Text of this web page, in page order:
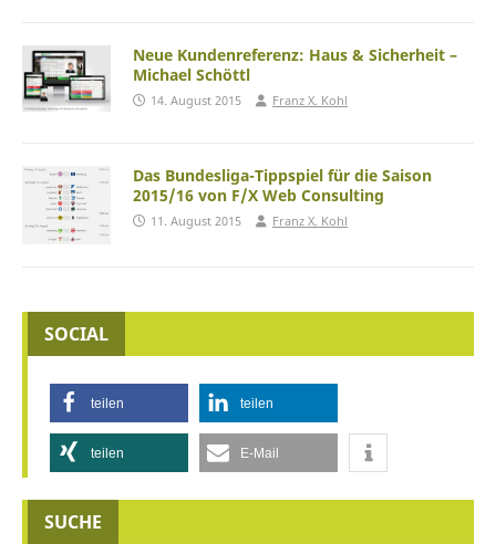
Neue Kundenreferenz: Haus & Sicherheit –
Michael Schöttl
14. August 2015 Franz X. Kohl
Das Bundesliga-Tippspiel für die Saison
2015/16 von F/X Web Consulting
11. August 2015 Franz X. Kohl
SOCIAL
teilen teilen
teilen E-Mail
SUCHE